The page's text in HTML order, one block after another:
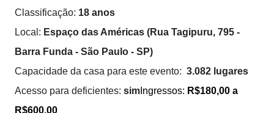
Classificação: 18 anos
Local: Espaço das Américas (Rua Tagipuru, 795 -
Barra Funda - São Paulo - SP)
Capacidade da casa para este evento: 3.082 lugares
Acesso para deficientes: sim Ingressos: R$180,00 a
R$600,00